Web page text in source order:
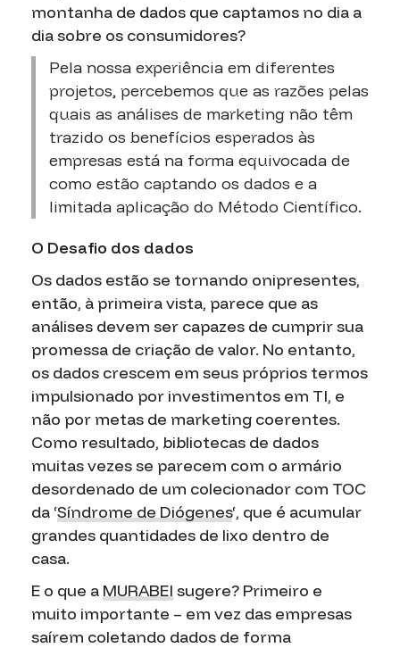
montanha de dados que captamos no dia a
dia sobre os consumidores?
Pela nossa experiência em diferentes
projetos, percebemos que as razões pelas
quais as análises de marketing não têm
trazido os benefícios esperados às
empresas está na forma equivocada de
como estão captando os dados e a
limitada aplicação do Método Científico.
O Desafio dos dados
Os dados estão se tornando onipresentes,
então, à primeira vista, parece que as
análises devem ser capazes de cumprir sua
promessa de criação de valor. No entanto,
os dados crescem em seus próprios termos
impulsionado por investimentos em TI, e
não por metas de marketing coerentes.
Como resultado, bibliotecas de dados
muitas vezes se parecem com o armário
desordenado de um colecionador com TOC
da ‘Síndrome de Diógenes‘, que é acumular
grandes quantidades de lixo dentro de
casa.
E o que a MURABEI sugere? Primeiro e
muito importante – em vez das empresas
saírem coletando dados de forma